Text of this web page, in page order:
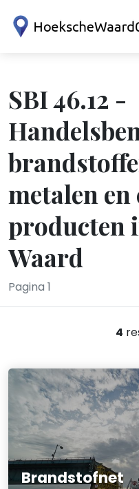
SBI 46.12 -
metalen en
producten
Waard
Pagina 1
4
Brandstofnet